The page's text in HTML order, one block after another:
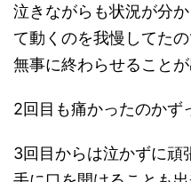
泣きながらも状況が分
て動くのを我慢してた
無事に終わらせることが
2回目も痛かったのかず
3回目からは泣かずに頑